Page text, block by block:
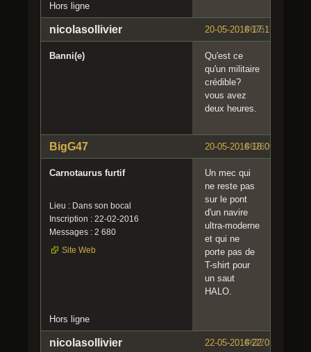
Hors ligne
#675
20-05-2016 17:17:45
nicolasollivier
Banni(e)
Qu'est ce
qu'un militaire
crédible?
vous avez
deux heures.
#676
20-05-2016 18:09:57
BigG47
Carnotaurus furtif
Lieu : Dans son bocal
Inscription : 22-02-2016
Messages : 2 680
Site Web
Un mec qui
ne reste pas
sur le pont
d'un navire
ultra-moderne
et qui ne
porte pas de
T-shirt pour
un saut
HALO.
Hors ligne
#677
22-05-2016 22:03:59
nicolasollivier